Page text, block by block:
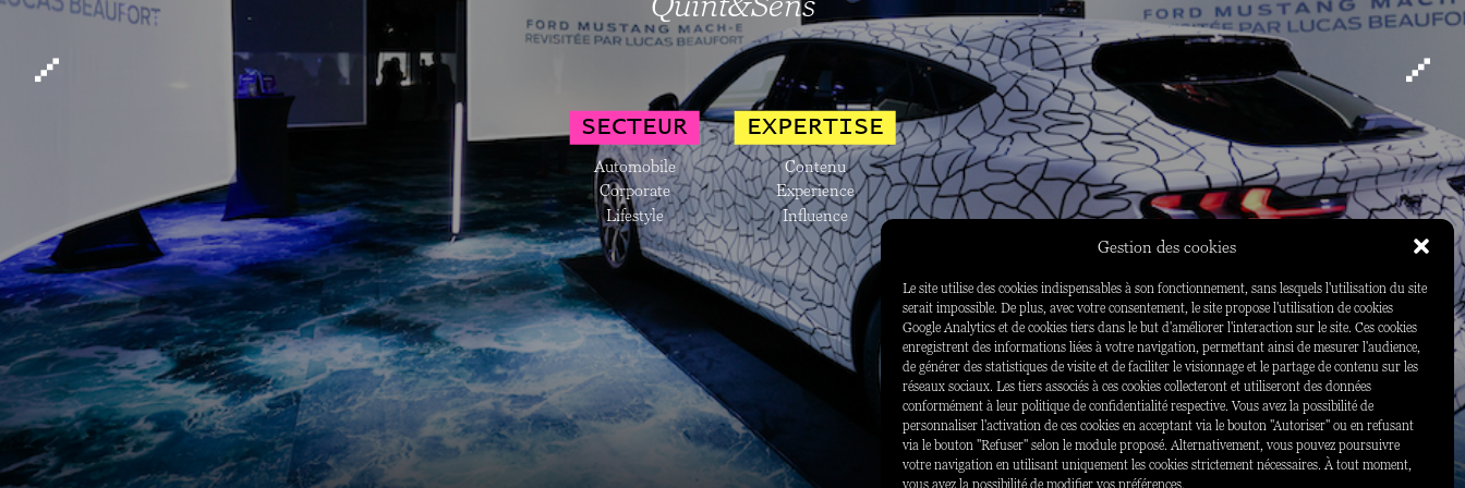
Gestion des cookies
Le site utilise des cookies indispensables à son fonctionnement, sans lesquels l'utilisation du site
serait impossible. De plus, avec votre consentement, le site propose l'utilisation de cookies
Google Analytics et de cookies tiers dans le but d'améliorer l'interaction sur le site. Ces cookies
enregistrent des informations liées à votre navigation, permettant ainsi de mesurer l'audience,
de générer des statistiques de visite et de faciliter le visionnage et le partage de contenu sur les
réseaux sociaux. Les tiers associés à ces cookies collecteront et utiliseront des données
conformément à leur politique de confidentialité respective. Vous avez la possibilité de
personnaliser l'activation de ces cookies en acceptant via le bouton "Autoriser" ou en refusant
via le bouton "Refuser" selon le module proposé. Alternativement, vous pouvez poursuivre
votre navigation en utilisant uniquement les cookies strictement nécessaires. À tout moment,
vous avez la possibilité de modifier vos préférences.
SECTEUR
Automobile
Corporate
Lifestyle
EXPERTISE
Contenu
Experience
Influence